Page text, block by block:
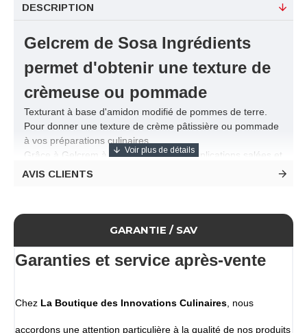
DESCRIPTION
Gelcrem de Sosa Ingrédients
permet d'obtenir une texture de
crèmeuse ou pommade
Texturant à base d'amidon modifié de pommes de terre.
Pour donner une texture de crème pâtissière ou pommade
à vos préparations culinaires.
Grâce à Gelcrem à froid, de multiples applications salées et
sucrées sont possibles.
L'utilisation de Gelcrem Sosa dans vos préparations
culinaires vous permettra d'obtenir une texture de crème
Gelcrem est idéal pour confectionner les préparations à
intégrer dans vos tubes à remplir !
Caractéristiques
Utilisation à froid, donc conserve les ingrédients intacts
AVIS CLIENTS
GARANTIE / SAV
Garanties et service après-vente
Chez La Boutique des Innovations Culinaires , nous
accordons une attention particulière à la qualité de nos produits